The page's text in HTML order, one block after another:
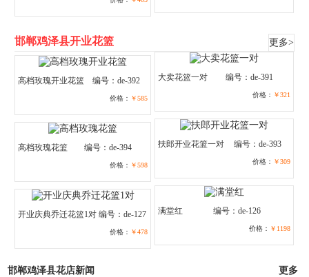
邯郸鸡泽县开业花篮 更多>
高档玫瑰开业花篮 编号：de-392
价格： ￥585
大卖花篮一对 编号：de-391
价格： ￥321
高档玫瑰花篮 编号：de-394
价格： ￥598
扶郎开业花篮一对 编号：de-393
价格： ￥309
开业庆典乔迁花篮1对 编号：de-127
价格： ￥478
满堂红 编号：de-126
价格： ￥1198
邯郸鸡泽县花店新闻 更多